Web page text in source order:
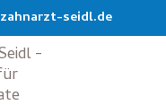
seidl.de